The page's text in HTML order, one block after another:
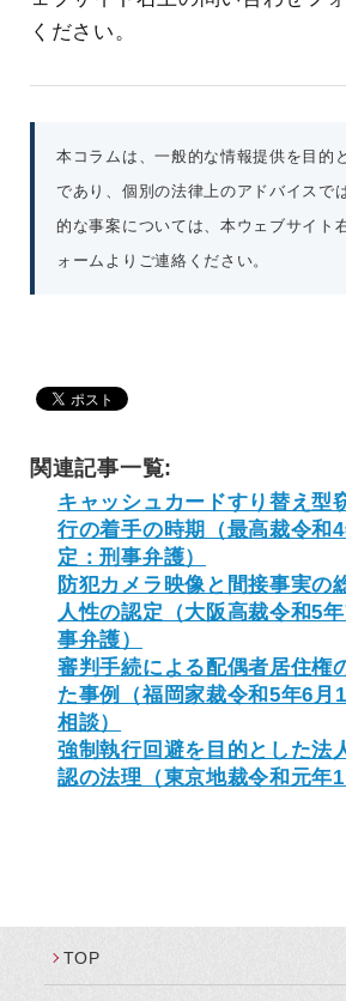
ください。
本コラムは、一般的な情報提供を目的
であり、個別の法律上のアドバイスで
的な事案については、本ウェブサイト
ォームよりご連絡ください。
関連記事一覧:
キャッシュカードすり替え型
行の着手の時期（最高裁令和
定：刑事弁護）
防犯カメラ映像と間接事実の
人性の認定（大阪高裁令和5
事弁護）
審判手続による配偶者居住権
た事例（福岡家裁令和5年6月
相談）
強制執行回避を目的とした法
認の法理（東京地裁令和元年
TOP